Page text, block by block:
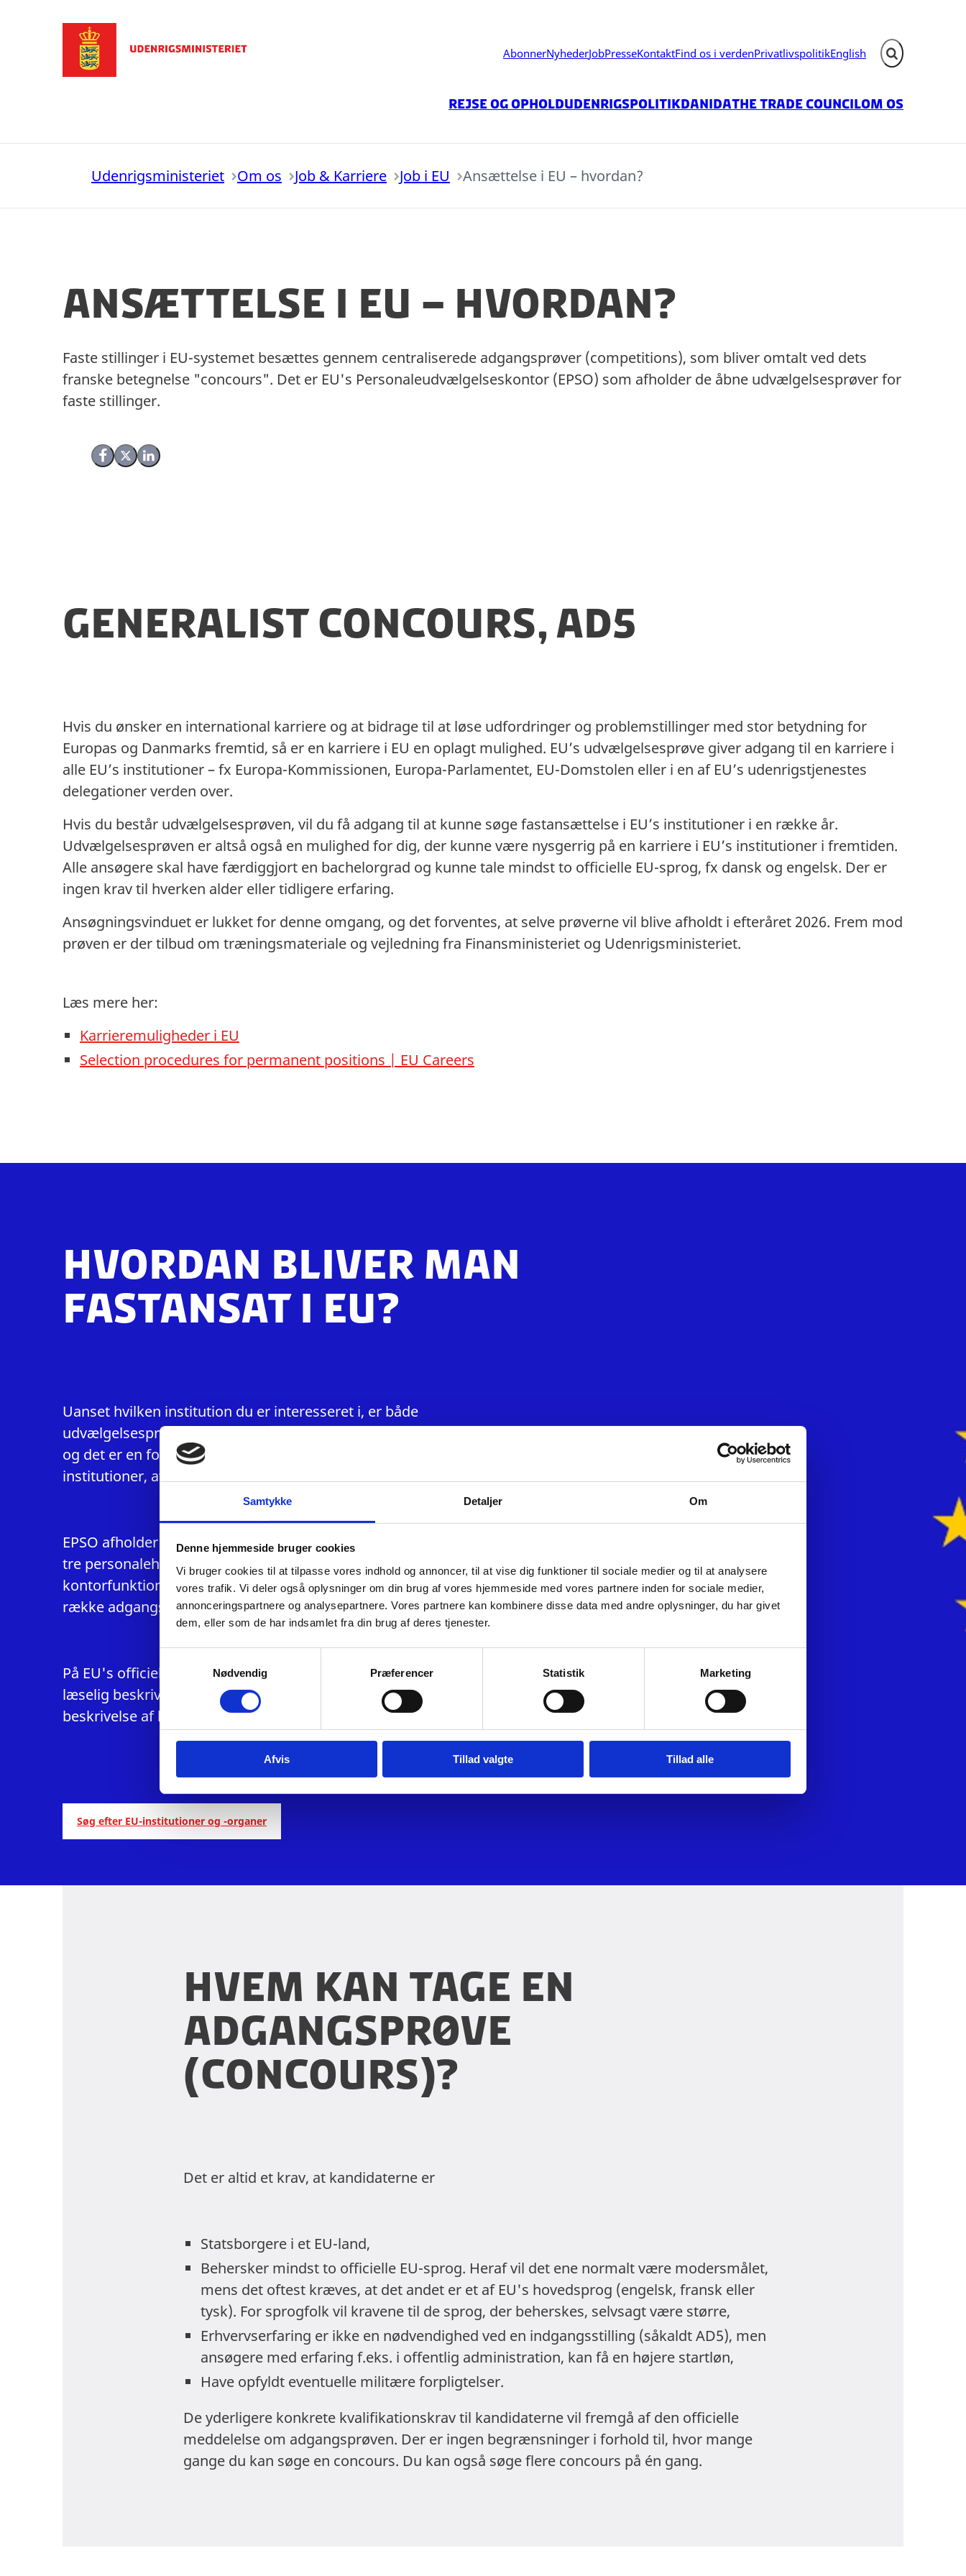
Samtykke Detaljer Om
Denne hjemmeside bruger cookies
Vi bruger cookies til at tilpasse vores indhold og annoncer, til at vise dig funktioner til sociale medier og til at analysere
vores trafik. Vi deler også oplysninger om din brug af vores hjemmeside med vores partnere inden for sociale medier,
annonceringspartnere og analysepartnere. Vores partnere kan kombinere disse data med andre oplysninger, du har givet
dem, eller som de har indsamlet fra din brug af deres tjenester.
m
y
v
l
Nødvendig Præferencer Statistik Marketing
Afvis Tillad valgte Tillad alle
AbonnerNyhederJobPresseKontaktFind os i verdenPrivatlivspolitikEnglish Fold søgefelt ud
Rejse og opholdUdenrigspolitikDanidaThe Trade CouncilOm os
Udenrigsministeriet Om os Job & Karriere Job i EU Ansættelse i EU – hvordan?
Ansættelse i EU – hvordan?
Del på Facebook
Del på X (Twitter)
Del på LinkedIn
Faste stillinger i EU-systemet besættes gennem centraliserede adgangsprøver (competitions), som bliver omtalt ved dets
franske betegnelse "concours". Det er EU's Personaleudvælgelseskontor (EPSO) som afholder de åbne udvælgelsesprøver for
faste stillinger.
Generalist Concours, AD5
Hvis du ønsker en international karriere og at bidrage til at løse udfordringer og problemstillinger med stor betydning for
Europas og Danmarks fremtid, så er en karriere i EU en oplagt mulighed. EU’s udvælgelsesprøve giver adgang til en karriere i
alle EU’s institutioner – fx Europa-Kommissionen, Europa-Parlamentet, EU-Domstolen eller i en af EU’s udenrigstjenestes
delegationer verden over.
Hvis du består udvælgelsesprøven, vil du få adgang til at kunne søge fastansættelse i EU’s institutioner i en række år.
Udvælgelsesprøven er altså også en mulighed for dig, der kunne være nysgerrig på en karriere i EU’s institutioner i fremtiden.
Alle ansøgere skal have færdiggjort en bachelorgrad og kunne tale mindst to officielle EU-sprog, fx dansk og engelsk. Der er
ingen krav til hverken alder eller tidligere erfaring.
Ansøgningsvinduet er lukket for denne omgang, og det forventes, at selve prøverne vil blive afholdt i efteråret 2026. Frem mod
prøven er der tilbud om træningsmateriale og vejledning fra Finansministeriet og Udenrigsministeriet.
Læs mere her:
Karrieremuligheder i EU
Selection procedures for permanent positions | EU Careers
Hvordan bliver man
fastansat i EU?
Uanset hvilken institution du er interesseret i, er både
udvælgelsesproceduren og ansættelsesvilkårene de samme,
og det er en forudsætning for fastansættelse ved EU’s
institutioner, at du har bestået adgangsprøven.
EPSO afholder som hovedregel årligt adgangsprøver for de
tre personalehovedgrupper: AC-generalister, sprogfolk og
kontorfunktionærer. Herudover udskrives efter behov en
række adgangsprøver for specialister.
På EU's officielle dansksprogede hjemmeside findes en let
læselig beskrivelse af den institutionelle struktur, samt
beskrivelse af hver enkelt institution og dets arbejdsområde.
Søg efter EU-institutioner og -organer
Hvem kan tage en
adgangsprøve
(concours)?
Det er altid et krav, at kandidaterne er
Statsborgere i et EU-land,
Behersker mindst to officielle EU-sprog. Heraf vil det ene normalt være modersmålet,
mens det oftest kræves, at det andet er et af EU's hovedsprog (engelsk, fransk eller
tysk). For sprogfolk vil kravene til de sprog, der beherskes, selvsagt være større,
Erhvervserfaring er ikke en nødvendighed ved en indgangsstilling (såkaldt AD5), men
ansøgere med erfaring f.eks. i offentlig administration, kan få en højere startløn,
Have opfyldt eventuelle militære forpligtelser.
De yderligere konkrete kvalifikationskrav til kandidaterne vil fremgå af den officielle
meddelelse om adgangsprøven. Der er ingen begrænsninger i forhold til, hvor mange
gange du kan søge en concours. Du kan også søge flere concours på én gang.